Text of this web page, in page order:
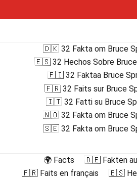
🇩🇰 32 Fakta om Bruce
🇪🇸 32 Hechos Sobre
🇫🇮 32 Faktaa Bruce
🇫🇷 32 Faits sur Bruce
🇮🇹 32 Fatti su Bruce
🇳🇴 32 Fakta om Bruce
🇸🇪 32 Fakta om Bruce
🌍 Facts
🇩🇪 Fakten
🇫🇷 Faits en français
🇪🇸